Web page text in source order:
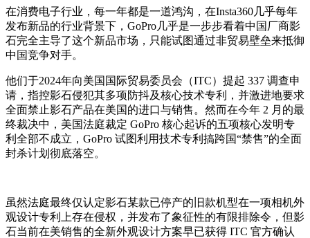
在消费电子行业，每一年都是一道鸿沟，在Insta360几乎每年
发布新品的行业背景下，GoPro几乎是一步步看着中国厂商影
石完全主导了这个新品市场，只能试图通过非贸易壁垒来抵御
中国竞争对手。
他们于2024年向美国国际贸易委员会（ITC）提起 337 调查申
请，指控影石侵犯其多项防抖及核心技术专利，并激进地要求
全面禁止影石产品在美国的进口与销售。然而在今年 2 月的最
终裁决中，美国法庭裁定 GoPro 核心起诉的五项核心发明专
利全部不成立，GoPro 试图利用技术专利搞跨国“禁售”的全面
封杀计划彻底落空。
虽然法庭最终仅认定影石某款已停产的旧款机型在一项相机外
观设计专利上存在侵权，并发布了象征性的有限排除令，但影
石当前在美销售的全新外观设计方案早已获得 ITC 官方确认